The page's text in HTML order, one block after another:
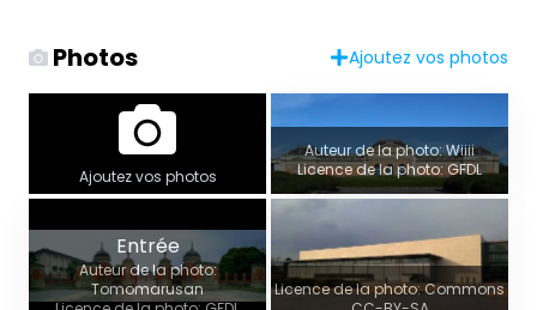
Photos Ajoutez vos photos
Ajoutez vos photos
Auteur de la photo: Wiiii
Licence de la photo: GFDL
Entrée
Auteur de la photo:
Tomomarusan
Licence de la photo: Commons